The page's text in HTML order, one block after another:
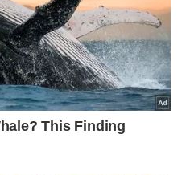
ao fogão e em
Nesses cenários, o
reduzir a migração de
cortinas e roupas,
incômodo.
instalar uma coifa
solução funciona
ventilação,